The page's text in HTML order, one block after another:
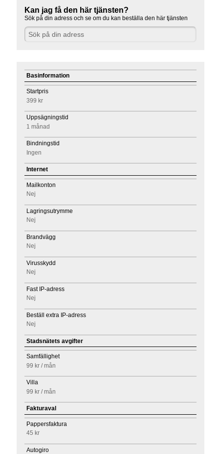
Kan jag få den här tjänsten?
Sök på din adress och se om du kan beställa den här tjänsten
Basinformation
Startpris
399 kr
Uppsägningstid
1 månad
Bindningstid
Ingen
Internet
Mailkonton
Nej
Lagringsutrymme
Nej
Brandvägg
Nej
Virusskydd
Nej
Fast IP-adress
Nej
Beställ extra IP-adress
Nej
Stadsnätets avgifter
Samfällighet
99 kr/ mån
Villa
99 kr/ mån
Fakturaval
Pappersfaktura
45 kr
Autogiro